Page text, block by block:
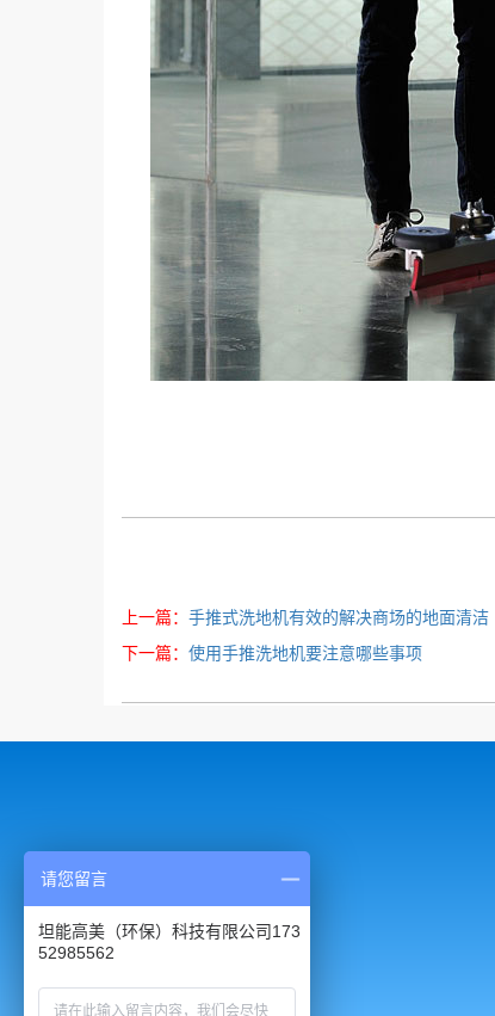
上一篇： 手推式洗地机有效的解决商场的地面清洁
下一篇： 使用手推洗地机要注意哪些事项
请您留言
坦能高美（环保）科技有限公司173
52985562